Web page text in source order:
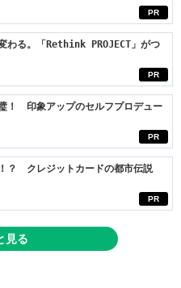
PR
PR
わる。「Rethink PROJECT」がつ
PR
！ 印象アップのセルフプロデュー
PR
？ クレジットカードの都市伝説
見る